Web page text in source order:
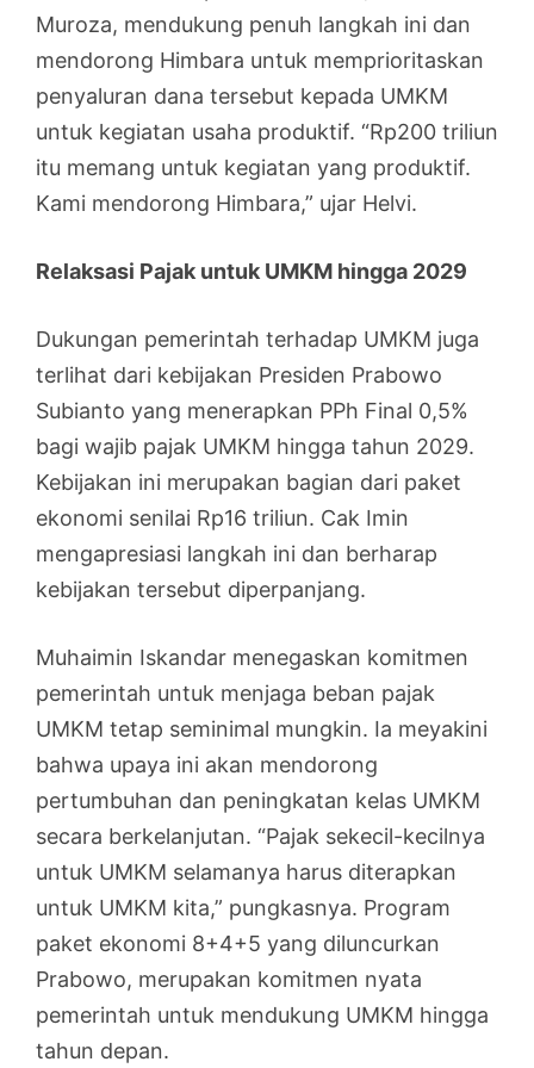
Muroza, mendukung penuh langkah ini dan
mendorong Himbara untuk memprioritaskan
penyaluran dana tersebut kepada UMKM
untuk kegiatan usaha produktif. “Rp200 triliun
itu memang untuk kegiatan yang produktif.
Kami mendorong Himbara,” ujar Helvi.
Relaksasi Pajak untuk UMKM hingga 2029
Dukungan pemerintah terhadap UMKM juga
terlihat dari kebijakan Presiden Prabowo
Subianto yang menerapkan PPh Final 0,5%
bagi wajib pajak UMKM hingga tahun 2029.
Kebijakan ini merupakan bagian dari paket
ekonomi senilai Rp16 triliun. Cak Imin
mengapresiasi langkah ini dan berharap
kebijakan tersebut diperpanjang.
Muhaimin Iskandar menegaskan komitmen
pemerintah untuk menjaga beban pajak
UMKM tetap seminimal mungkin. Ia meyakini
bahwa upaya ini akan mendorong
pertumbuhan dan peningkatan kelas UMKM
secara berkelanjutan. “Pajak sekecil-kecilnya
untuk UMKM selamanya harus diterapkan
untuk UMKM kita,” pungkasnya. Program
paket ekonomi 8+4+5 yang diluncurkan
Prabowo, merupakan komitmen nyata
pemerintah untuk mendukung UMKM hingga
tahun depan.